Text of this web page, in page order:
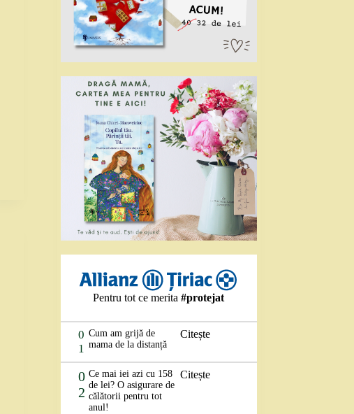
Pentru tot ce merita#protejat
0
1
Cum am grijă de
mama de la distanță
Citește
0
2
Ce mai iei azi cu 158
de lei? O asigurare de
călătorii pentru tot
anul!
Citește